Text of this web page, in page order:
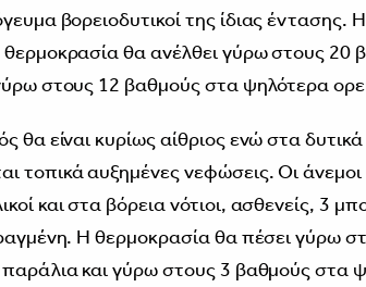
βορειοδυτικοί της ίδιας έντασης.
θα ανέλθει γύρω στους 20
στους 12 βαθμούς στα ψηλότερα
θα είναι κυρίως αίθριος ενώ στα
τοπικά αυξημένες νεφώσεις. Οι
και στα βόρεια νότιοι, ασθενείς, 3
Η θερμοκρασία θα πέσει γύρω
και γύρω στους 3 βαθμούς στα